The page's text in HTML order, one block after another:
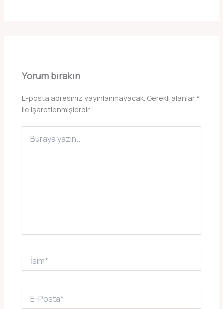
Yorum bırakın
E-posta adresiniz yayınlanmayacak. Gerekli alanlar *
ile işaretlenmişlerdir
yazın..
İsim*
Posta*